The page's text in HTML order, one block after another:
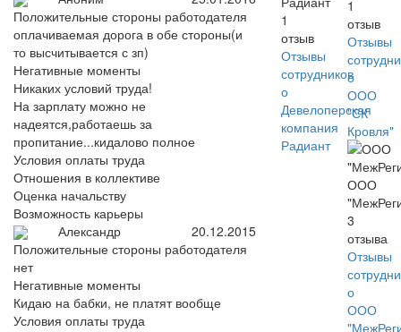
Положительные стороны работодателя
оплачиваемая дорога в обе стороны(и
то высчитывается с зп)
Негативные моменты
Никаких условий труда!
На зарплату можно не
надеятся,работаешь за
пропитание...кидалово полное
Условия оплаты труда
Отношения в коллективе
Оценка начальству
Возможность карьеры
Александр
20.12.2015
Положительные стороны работодателя
нет
Негативные моменты
Кидаю на бабки, не платят вообще
Условия оплаты труда
1
отзыв
Отзывы
сотрудников
о
Девелоперская
компания
Радиант
1
отзыв
Отзывы
о
ООО
"СК
Кровля"
ООО
3
отзыва
Отзывы
о
ООО